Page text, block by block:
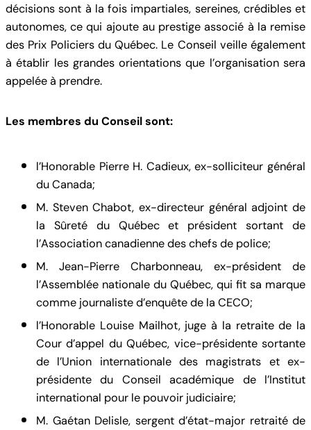
décisions sont à la fois impartiales, sereines, crédibles et
autonomes, ce qui ajoute au prestige associé à la remise
des Prix Policiers du Québec. Le Conseil veille également
à établir les grandes orientations que l’organisation sera
appelée à prendre.
Les membres du Conseil sont:
l’Honorable Pierre H. Cadieux, ex-solliciteur général
du Canada;
M. Steven Chabot, ex-directeur général adjoint de
la Sûreté du Québec et président sortant de
l’Association canadienne des chefs de police;
M. Jean-Pierre Charbonneau, ex-président de
l’Assemblée nationale du Québec, qui fit sa marque
comme journaliste d’enquête de la CECO;
l’Honorable Louise Mailhot, juge à la retraite de la
Cour d’appel du Québec, vice-présidente sortante
de l’Union internationale des magistrats et ex-
présidente du Conseil académique de l’Institut
international pour le pouvoir judiciaire;
M. Gaétan Delisle, sergent d’état-major retraité de